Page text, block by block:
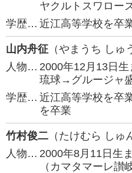
ヤクルトスワロー
学歴… 近江高等学校を卒
山内舟征 （やまうち しゅ
人物… 2000年12月13日
琉球→グルージャ盛
学歴… 近江高等学校を卒
を卒業
竹村俊二 （たけむら しゅ
人物… 2000年8月11日生
（カマタマーレ讃